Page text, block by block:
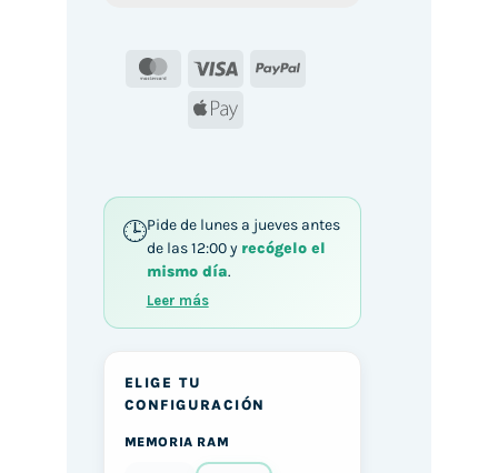
MasterCard
Visa
PayPal
Apple
Pide de lunes a jueves antes
de las 12:00 y recógelo el
mismo día.
Leer más
ELIGE TU
CONFIGURACIÓN
MEMORIA RAM